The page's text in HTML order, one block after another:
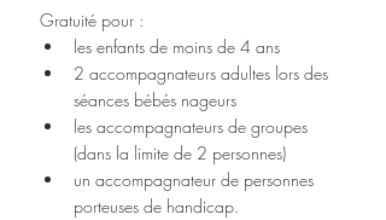
Gratuité pour :
les enfants de moins de 4 ans
2 accompagnateurs adultes lors des
séances bébés nageurs
les accompagnateurs de groupes
(dans la limite de 2 personnes)
un accompagnateur de personnes
porteuses de handicap.